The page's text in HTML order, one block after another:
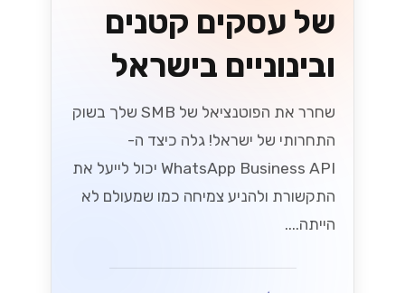
של עסקים קטנים
ובינוניים בישראל
שחרר את הפוטנציאל של SMB שלך בשוק
התחרותי של ישראל! גלה כיצד ה-
WhatsApp Business API יכול לייעל את
התקשורת ולהניע צמיחה כמו שמעולם לא
הייתה....